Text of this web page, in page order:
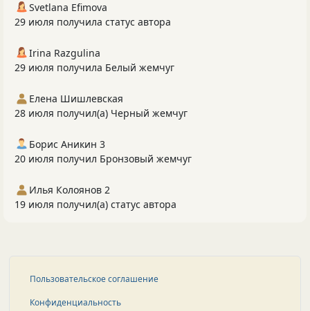
Svetlana Efimova
29 июля получила статус автора
Irina Razgulina
29 июля получила Белый жемчуг
Елена Шишлевская
28 июля получил(а) Черный жемчуг
Борис Аникин 3
20 июля получил Бронзовый жемчуг
Илья Колоянов 2
19 июля получил(а) статус автора
Пользовательское соглашение
Конфиденциальность